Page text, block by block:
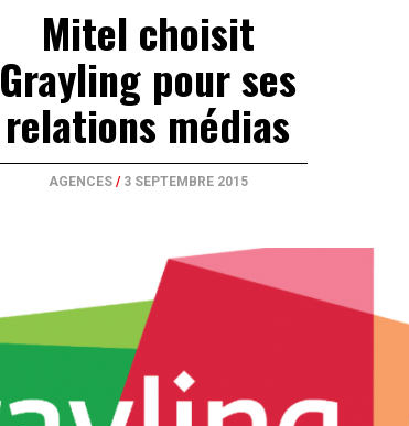
Mitel choisit
Grayling pour ses
relations médias
AGENCES/ 3 SEPTEMBRE 2015